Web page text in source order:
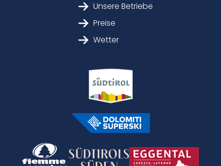
Unsere Betriebe
Preise
Wetter